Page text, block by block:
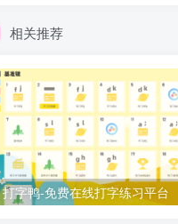
相关推荐
打字鸭-免费在线打字练习平台